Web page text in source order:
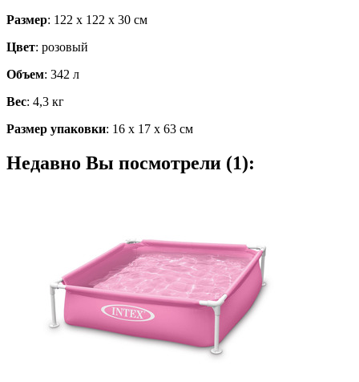
Размер: 122 x 122 х 30 см
Цвет: розовый
Объем: 342 л
Вес: 4,3 кг
Размер упаковки: 16 х 17 х 63 см
Недавно Вы посмотрели (1):